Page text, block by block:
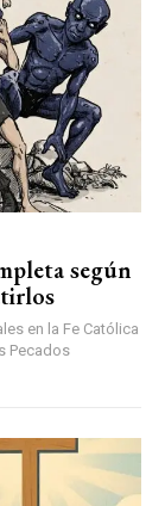
según
en la Fe Católica
Pecados